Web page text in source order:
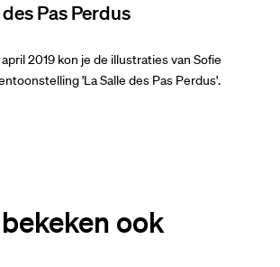
Pas Perdus
2019 kon je de illustraties van Sofie
'La Salle des Pas Perdus'.
ook